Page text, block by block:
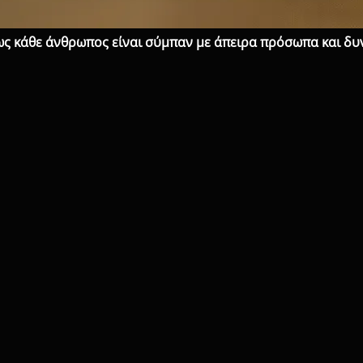
κάθε άνθρωπος είναι σύμπαν με άπειρα πρόσωπα και